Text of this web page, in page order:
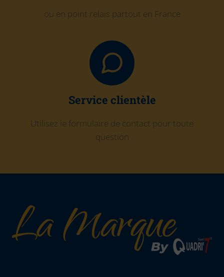
ou en point relais partout en France
Service clientèle
Utilisez le formulaire de contact pour toute
question